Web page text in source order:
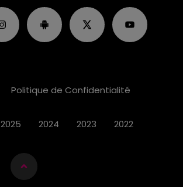
Politique de Confidentialité
2025 2024 2023 2022